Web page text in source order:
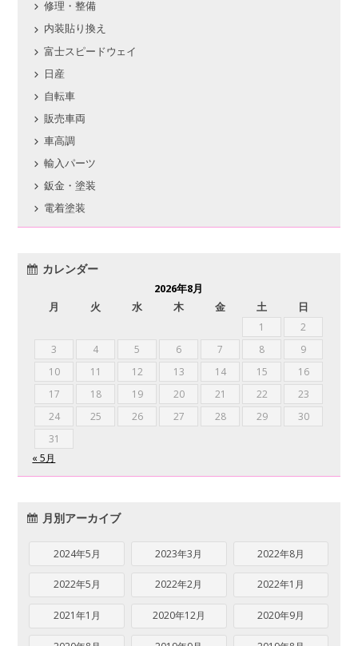
修理・整備
内装貼り換え
富士スピードウェイ
日産
自転車
販売車両
車高調
輸入パーツ
鈑金・塗装
電着塗装
カレンダー
2026年8月
月
火 水 木 金 土 日
1
2
3
4 5 6 7 8
9
10
11 12 13 14 15
16
17
18 19 20 21 22
23
24
25 26 27 28 29
30
31
« 5月
月別アーカイブ
2024年5月 2023年3月 2022年8月
2022年5月 2022年2月 2022年1月
2021年1月 2020年12月 2020年9月